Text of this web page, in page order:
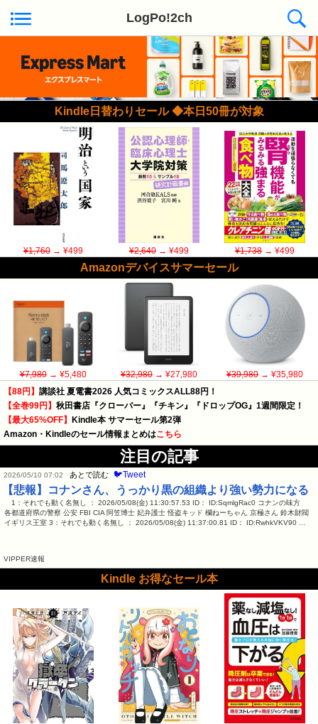
LogPo!2ch
Kindle日替わりセール ◆本日50冊が対象
¥1,760→ ¥499 ¥2,640→ ¥499 ¥1,738→ ¥499
Amazonデバイスサマーセール
¥7,980→ ¥5,480 ¥32,980→ ¥27,980 ¥39,980→ ¥35,980
【88円】 講談社 夏電書2026 人気コミックスALL88円！
【全巻99円】 秋田書店『クローバー』『チキン』『ドロップOG』1週間限定！
【最大65%OFF】
Kindle本 サマーセール第2弾
Amazon・Kindleのセール情報まとめはこちら
注目の記事
2026/05/10 07:02 あとで読む 🐦Tweet
【悲報】コナンさん、うっかり黒の組織より強い勢力になる
1：それでも動く名無し ： 2026/05/08(金) 11:30:57.53 ID： ID:SqmlgRac0 コナンの味方
各都道府県の警察 公安 FBI CIA 阿笠博士 妃弁護士 怪盗キッド 欄ねーちゃん 京極さん 鈴木財閥
イギリス王室 3：それでも動く名無し ： 2026/05/08(金) 11:37:00.81 ID： ID:RwhkVKV90 …
VIPPER速報
Kindle お得なセール本